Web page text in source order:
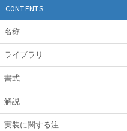
CONTENTS
名称
ライブラリ
書式
解説
実装に関する注